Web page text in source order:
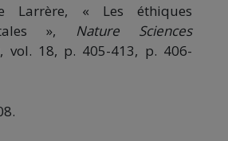
Larrère, « Les éthiques
», Nature Sciences
vol. 18, p. 405-413, p. 406-